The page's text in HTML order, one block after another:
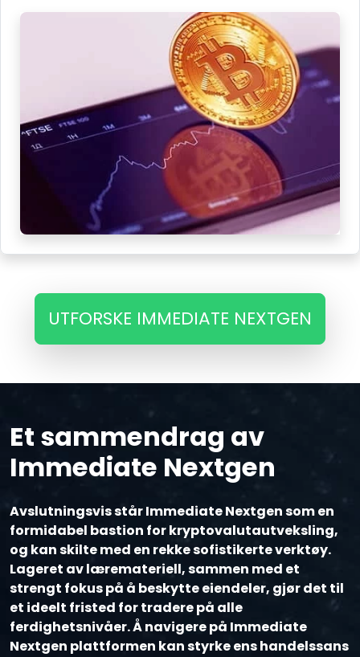
UTFORSKE IMMEDIATE NEXTGEN
Et sammendrag av
Immediate Nextgen
Avslutningsvis står Immediate Nextgen som en
formidabel bastion for kryptovalutautveksling,
og kan skilte med en rekke sofistikerte verktøy.
Lageret av læremateriell, sammen med et
strengt fokus på å beskytte eiendeler, gjør det til
et ideelt fristed for tradere på alle
ferdighetsnivåer. Å navigere på Immediate
Nextgen plattformen kan styrke ens handelssans